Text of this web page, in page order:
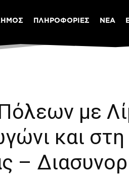
ΠΛΗΡΟΦΟΡΙΕΣ ΝΕΑ
με
και
–